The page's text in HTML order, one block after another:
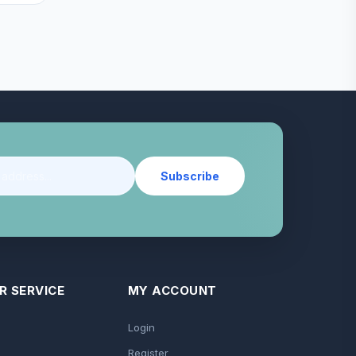
Subscribe
SERVICE MY ACCOUNT
Login
Register